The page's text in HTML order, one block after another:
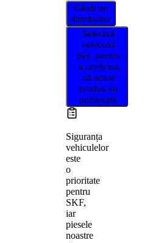
Găsiți un
distribuitor
Selectați
vehiculul
dvs. pentru
a confirma
că acest
produs se
potrivește
Siguranța
vehiculelor
este
o
prioritate
pentru
SKF,
iar
piesele
noastre